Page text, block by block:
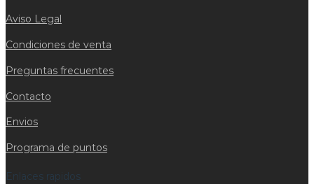
Aviso Legal
Condiciones de venta
Preguntas frecuentes
Contacto
Envios
Programa de puntos
Enlaces rapidos